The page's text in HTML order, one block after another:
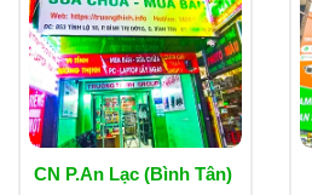
CN P.An Lạc (Bình Tân)